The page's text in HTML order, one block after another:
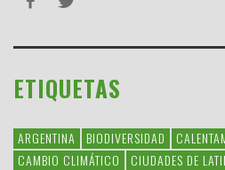
ETIQUETAS
ARGENTINA BIODIVERSIDAD
CAMBIO CLIMÁTICO
CIUDADES DE